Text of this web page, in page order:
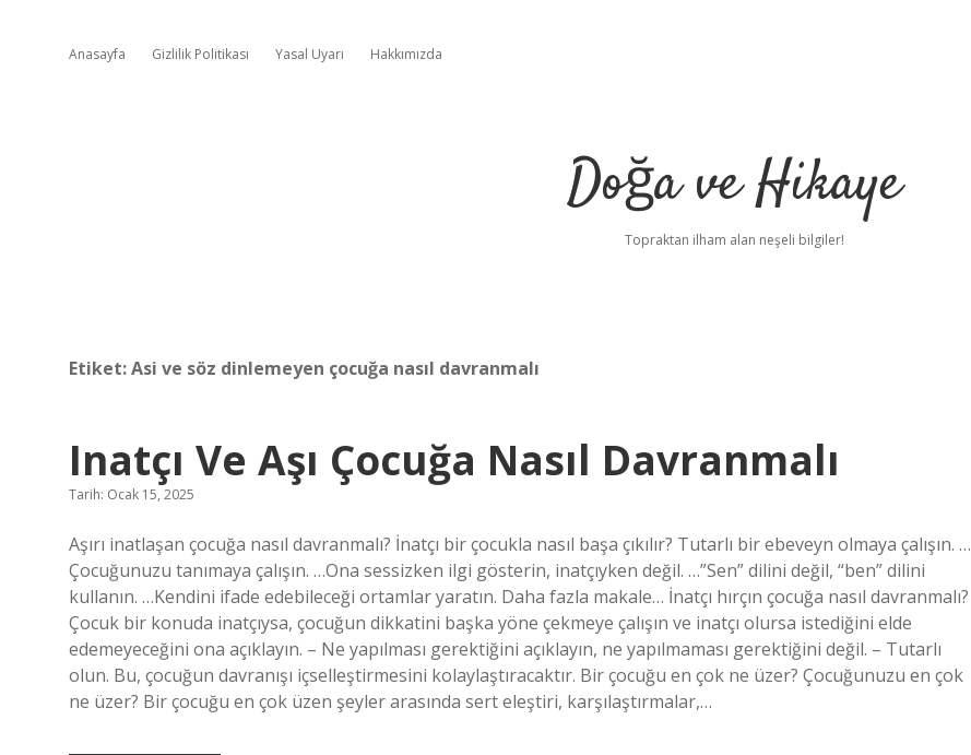
Anasayfa Gizlilik Politikası Yasal Uyarı Hakkımızda
Doğa ve Hikaye
Topraktan ilham alan neşeli bilgiler!
Etiket:Asi ve söz dinlemeyen çocuğa nasıl davranmalı
Inatçı Ve Aşı Çocuğa Nasıl Davranmalı
Tarih: Ocak 15, 2025
Aşırı inatlaşan çocuğa nasıl davranmalı? İnatçı bir çocukla nasıl başa çıkılır? Tutarlı bir ebeveyn olmaya çalışın. …
Çocuğunuzu tanımaya çalışın. …Ona sessizken ilgi gösterin, inatçıyken değil. …”Sen” dilini değil, “ben” dilini
kullanın. …Kendini ifade edebileceği ortamlar yaratın. Daha fazla makale… İnatçı hırçın çocuğa nasıl davranmalı?
Çocuk bir konuda inatçıysa, çocuğun dikkatini başka yöne çekmeye çalışın ve inatçı olursa istediğini elde
edemeyeceğini ona açıklayın. – Ne yapılması gerektiğini açıklayın, ne yapılmaması gerektiğini değil. – Tutarlı
olun. Bu, çocuğun davranışı içselleştirmesini kolaylaştıracaktır. Bir çocuğu en çok ne üzer? Çocuğunuzu en çok
ne üzer? Bir çocuğu en çok üzen şeyler arasında sert eleştiri, karşılaştırmalar,…